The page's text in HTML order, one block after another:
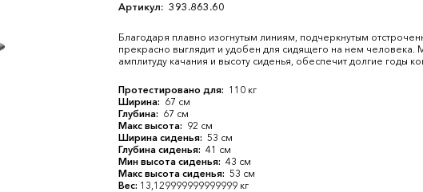
Артикул: 393.863.60
Благодаря плавно изогнутым линиям, подчеркнутым
прекрасно выглядит и удобен для сидящего на нем
амплитуду качания и высоту сиденья, обеспечит долгие годы
Протестировано для: 110 кг
Ширина: 67 см
Глубина: 67 см
Макс высота: 92 см
Ширина сиденья: 53 см
Глубина сиденья: 41 см
Мин высота сиденья: 43 см
Макс высота сиденья: 53 см
Вес: 13,129999999999999 кг